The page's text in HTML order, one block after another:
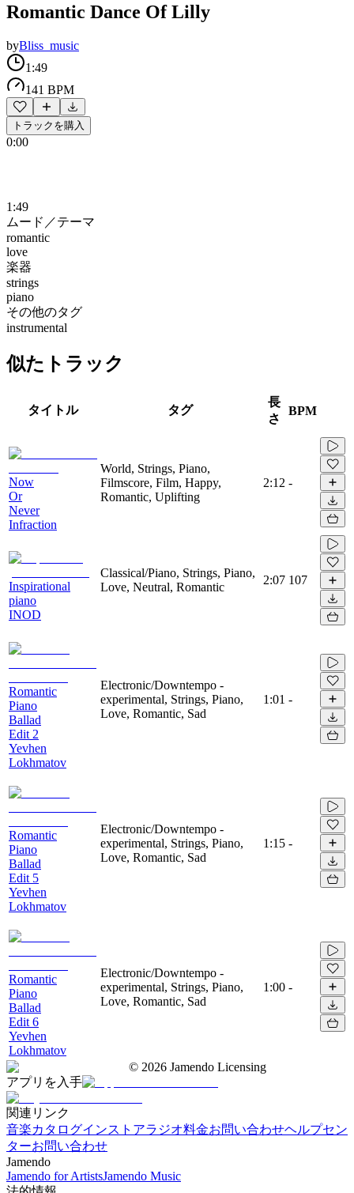
Romantic Dance Of Lilly
byBliss_music
1:49
141 BPM
トラックを購入
0:00
1:49
ムード／テーマ
romantic
love
楽器
strings
piano
その他のタグ
instrumental
似たトラック
タイトル タグ
長
さ
BPM
Now
Or
Never
Infraction
World, Strings, Piano,
Filmscore, Film, Happy,
Romantic, Uplifting
2:12 -
Inspirational
piano
INOD
Classical/Piano, Strings, Piano,
Love, Neutral, Romantic
2:07 107
Romantic
Piano
Ballad
Edit 2
Yevhen
Lokhmatov
Electronic/Downtempo -
experimental, Strings, Piano,
Love, Romantic, Sad
1:01 -
Romantic
Piano
Ballad
Edit 5
Yevhen
Lokhmatov
Electronic/Downtempo -
experimental, Strings, Piano,
Love, Romantic, Sad
1:15 -
Romantic
Piano
Ballad
Edit 6
Yevhen
Lokhmatov
Electronic/Downtempo -
experimental, Strings, Piano,
Love, Romantic, Sad
1:00 -
© 2026 Jamendo Licensing
アプリを入手
関連リンク
音楽カタログインストアラジオ料金お問い合わせヘルプセン
ターお問い合わせ
Jamendo
Jamendo for ArtistsJamendo Music